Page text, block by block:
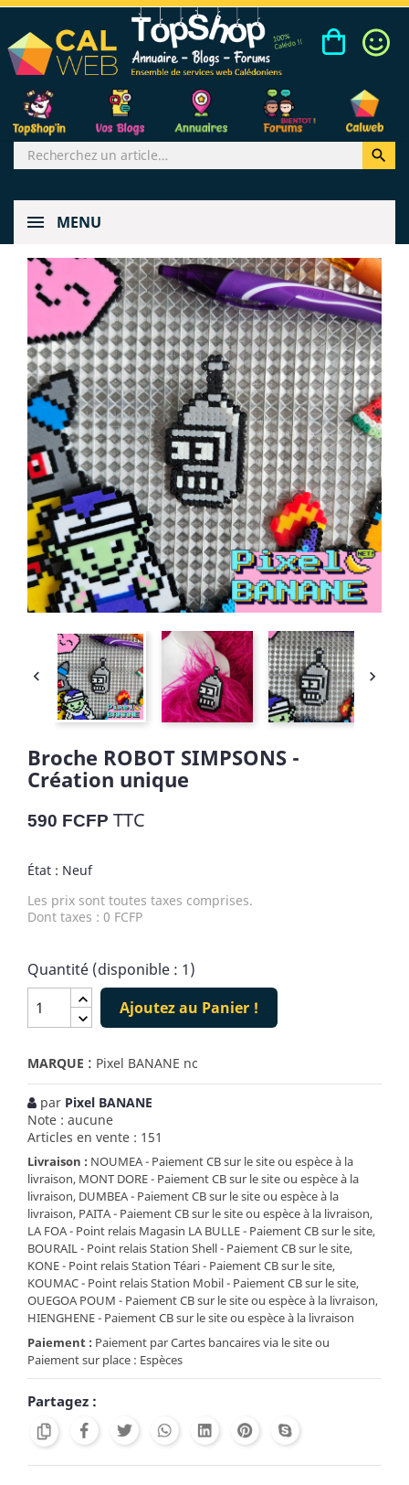

MENU
 
Broche ROBOT SIMPSONS -
Création unique
590 FCFP TTC
État : Neuf
Les prix sont toutes taxes comprises.
Dont taxes : 0 FCFP
Quantité (disponible : 1)
Ajoutez au Panier !
MARQUE : Pixel BANANE nc
par Pixel BANANE
Note : aucune
Articles en vente : 151
Livraison : NOUMEA - Paiement CB sur le site ou espèce à la
livraison, MONT DORE - Paiement CB sur le site ou espèce à la
livraison, DUMBEA - Paiement CB sur le site ou espèce à la
livraison, PAITA - Paiement CB sur le site ou espèce à la livraison,
LA FOA - Point relais Magasin LA BULLE - Paiement CB sur le site,
BOURAIL - Point relais Station Shell - Paiement CB sur le site,
KONE - Point relais Station Téari - Paiement CB sur le site,
KOUMAC - Point relais Station Mobil - Paiement CB sur le site,
OUEGOA POUM - Paiement CB sur le site ou espèce à la livraison,
HIENGHENE - Paiement CB sur le site ou espèce à la livraison
Paiement : Paiement par Cartes bancaires via le site ou
Paiement sur place : Espèces
Partagez :